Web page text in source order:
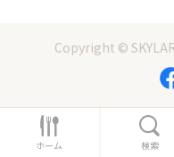
Copyright ©
ホ
ー
ホーム 索
検索